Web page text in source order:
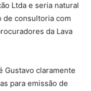
Ltda e seria natural
de consultoria com
da Lava
Gustavo claramente
para emissão de